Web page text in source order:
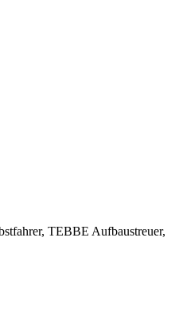
TEBBE Aufbaustreuer,